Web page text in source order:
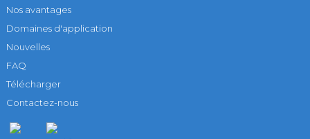
Nos avantages
Domaines d'application
Nouvelles
FAQ
Télécharger
Contactez-nous